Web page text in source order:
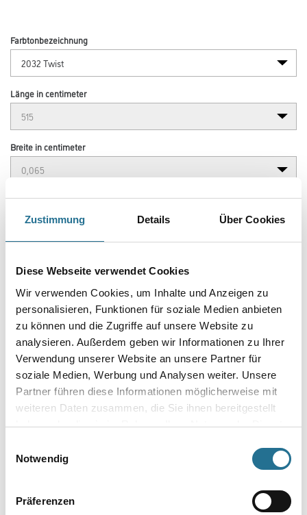
Zustimmung Details Über Cookies
Diese Webseite verwendet Cookies
Wir verwenden Cookies, um Inhalte und Anzeigen zu
personalisieren, Funktionen für soziale Medien anbieten
zu können und die Zugriffe auf unsere Website zu
analysieren. Außerdem geben wir Informationen zu Ihrer
Verwendung unserer Website an unsere Partner für
soziale Medien, Werbung und Analysen weiter. Unsere
Partner führen diese Informationen möglicherweise mit
weiteren Daten zusammen, die Sie ihnen bereitgestellt
haben oder die sie im Rahmen Ihrer Nutzung der Dienste
Notwendig
Präferenzen
Farbtonbezeichnung
Länge in centimeter
Breite in centimeter
Gebinde
Umrechnungsfaktoren